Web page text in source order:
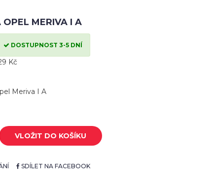
MERIVA I A
DOSTUPNOST 3-5 DNÍ
Kč
Meriva I A
VLOŽIT DO KOŠÍKU
SDÍLET NA FACEBOOK